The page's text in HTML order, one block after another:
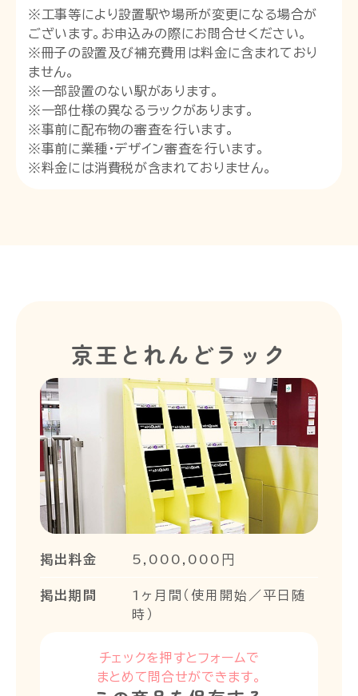
※工事等により設置駅や場所が変更になる場合が
ございます。お申込みの際にお問合せください。
※冊子の設置及び補充費用は料金に含まれており
ません。
※一部設置のない駅があります。
※一部仕様の異なるラックがあります。
※事前に配布物の審査を行います。
※事前に業種・デザイン審査を行います。
※料金には消費税が含まれておりません。
京王とれんどラック
掲出料金 5,000,000円
掲出期間
1ヶ月間（使用開始／平日随
時）
チェックを押すとフォームで
まとめて問合せができます。